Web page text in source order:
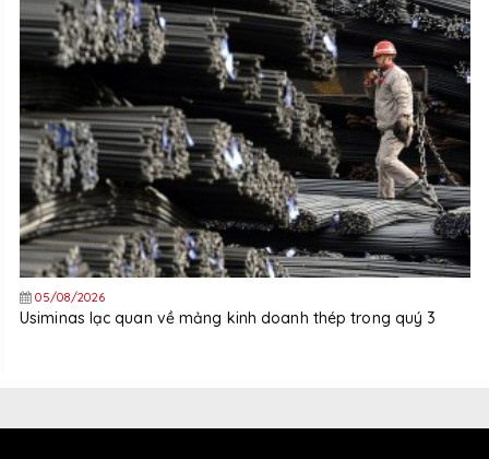
05/08/2026
Usiminas lạc quan về mảng kinh doanh thép trong quý 3